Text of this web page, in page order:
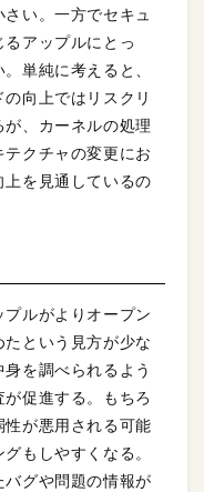
い。一方でセキュ
アップルにとっ
単純に考えると、
向上ではリスクリ
、カーネルの処理
クチャの変更にお
を見通しているの
ルがよりオープン
という見方が少な
を調べられるよう
促進する。もちろ
が悪用される可能
もしやすくなる。
グや問題の情報が